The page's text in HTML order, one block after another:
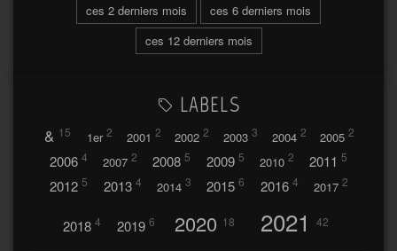
ces 2 derniers mois
ces 6 derniers mois
ces 12 derniers mois
LABELS
& 15 1er 2 2001 2 2002 2 2003 3 2004 2 2005 2
2006 4 2007 2 2008 5 2009 5 2010 2 2011 5
2012 5 2013 4 2014 3 2015 6 2016 4 2017 2
2018 4 2019 6 2020 18 2021 42